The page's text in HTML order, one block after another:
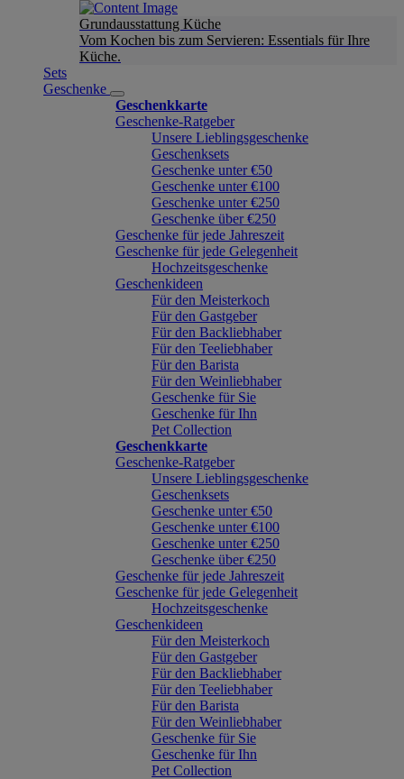
Grundausstattung Küche
Vom Kochen bis zum Servieren: Essentials für Ihre
Küche.
Sets
Geschenke
Geschenkkarte
Geschenke-Ratgeber
Unsere Lieblingsgeschenke
Geschenksets
Geschenke unter €50
Geschenke unter €100
Geschenke unter €250
Geschenke über €250
Geschenke für jede Jahreszeit
Geschenke für jede Gelegenheit
Hochzeitsgeschenke
Geschenkideen
Für den Meisterkoch
Für den Gastgeber
Für den Backliebhaber
Für den Teeliebhaber
Für den Barista
Für den Weinliebhaber
Geschenke für Sie
Geschenke für Ihn
Pet Collection
Geschenkkarte
Geschenke-Ratgeber
Unsere Lieblingsgeschenke
Geschenksets
Geschenke unter €50
Geschenke unter €100
Geschenke unter €250
Geschenke über €250
Geschenke für jede Jahreszeit
Geschenke für jede Gelegenheit
Hochzeitsgeschenke
Geschenkideen
Für den Meisterkoch
Für den Gastgeber
Für den Backliebhaber
Für den Teeliebhaber
Für den Barista
Für den Weinliebhaber
Geschenke für Sie
Geschenke für Ihn
Pet Collection